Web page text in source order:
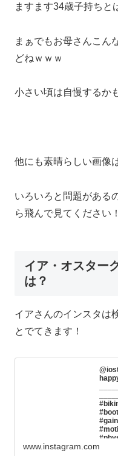
ますます34歳子持ちと
まぁでもお母さんこん
どねｗｗｗ
小さい頃は自慢するか
他にも素晴らしい画像
いろいろと問題がある
ら飛んで見てください
イア・オスター
は？
イアさんのインスタは
とでてきます！
www.instagram.com